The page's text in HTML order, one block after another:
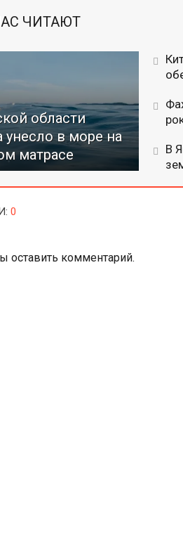
ЧИТАЮТ
области
унесло в море на
матрасе
В
: 0
оставить комментарий.